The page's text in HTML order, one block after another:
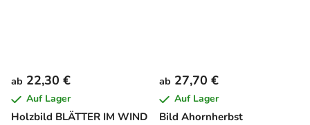
Holzbild BLÄTTER IM WIND
ab 22,30 €
Auf Lager
Bild Ahornherbst
ab 27,70 €
Auf Lager